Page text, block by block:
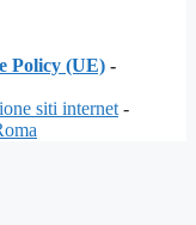
Policy (UE) -
siti internet -